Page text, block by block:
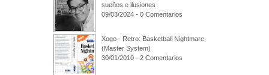
sueños e ilusiones
09/03/2024 - 0 Comentarios
Xogo - Retro: Basketball Nightmare
(Master System)
30/01/2010 - 2 Comentarios